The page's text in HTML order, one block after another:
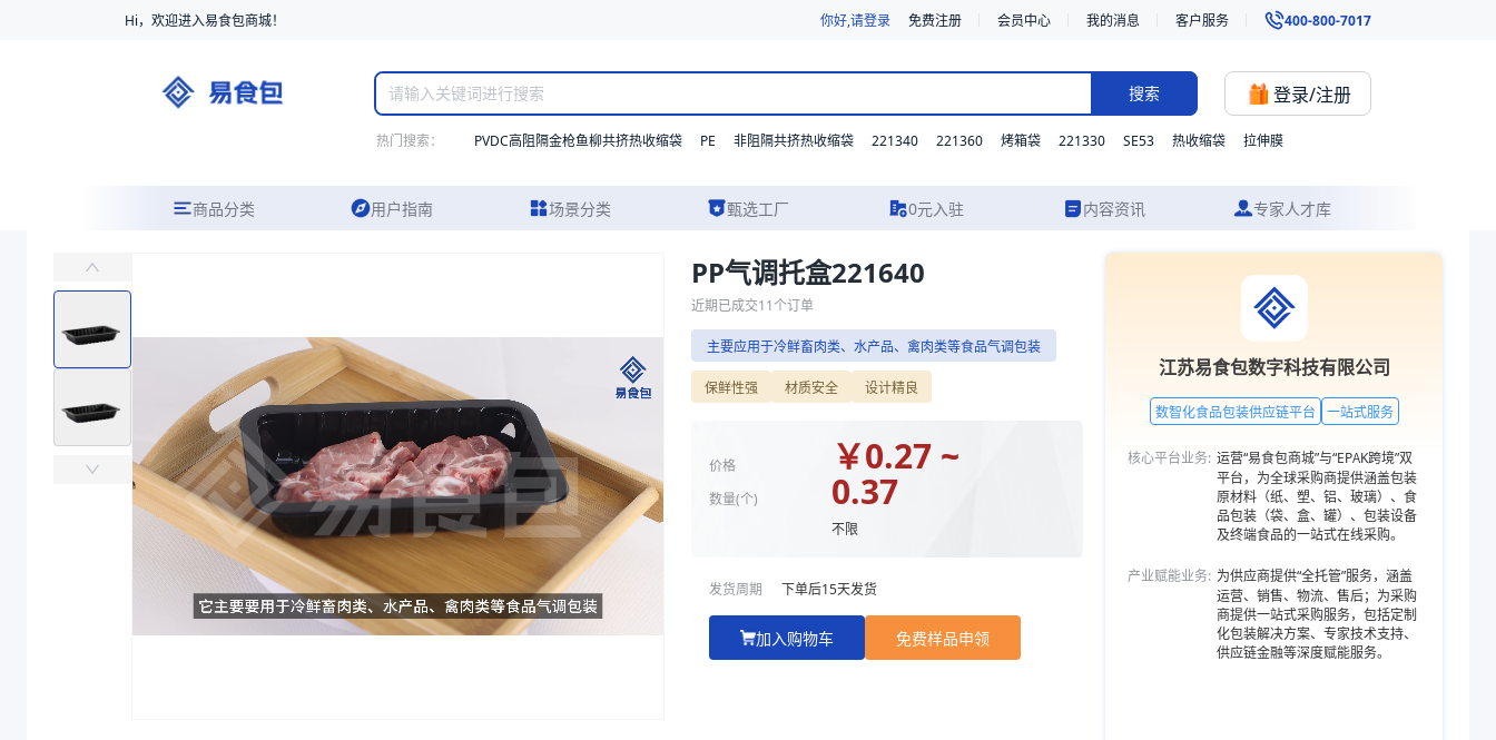
Hi，欢迎进入易食包商城！ 你好,请登录 免费注册 会员中心 我的消息 客户服务 400-800-7017
搜索 登录/注册
热门搜索： PVDC高阻隔金枪鱼柳共挤热收缩袋 PE 非阻隔共挤热收缩袋 221340 221360 烤箱袋 221330 SE53 热收缩袋 拉伸膜
商品分类 用户指南 场景分类 甄选工厂 0元入驻 内容资讯 专家人才库
主要应用于冷鲜畜肉类、水产品、禽肉类等食品气调包装
易食包（EPAK）专注于PP气调托盒221640包装，提供详尽的规格参数、实物图片及报价参考，主要应用于冷鲜畜肉类、水产品、禽肉类等食品气调包装。我们支持材质、型号与功能的灵活定制，并提供从方案设计
产品卖点：保鲜性强、材质安全、设计精良
应用场景：主要应用于冷鲜畜肉类、水产品、禽肉类等食品气调包装
￥0.27 ~ ￥0.37
商品参数
气调托盒
PP、PP/PE、PP、PE
220
PP气调托盒221640
近期已成交11个订单
主要应用于冷鲜畜肉类、水产品、禽肉类等食品气调包装
保鲜性强 材质安全 设计精良
价格
数量(个)
￥0.27 ~
0.37
不限
发货周期 下单后15天发货
加入购物车 免费样品申领
江苏易食包数字科技有限公司
数智化食品包装供应链平台 一站式服务
核心平台业务: 运营“易食包商城”与“EPAK跨境”双
平台，为全球采购商提供涵盖包装
原材料（纸、塑、铝、玻璃）、食
品包装（袋、盒、罐）、包装设备
及终端食品的一站式在线采购。
产业赋能业务: 为供应商提供“全托管”服务，涵盖
运营、销售、物流、售后；为采购
商提供一站式采购服务，包括定制
化包装解决方案、专家技术支持、
供应链金融等深度赋能服务。